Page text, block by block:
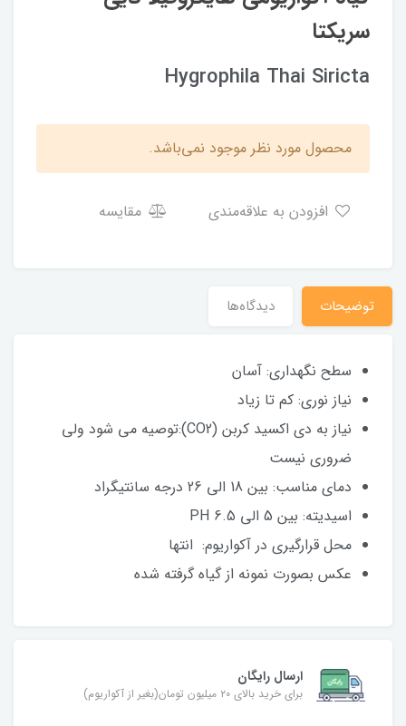
سریکتا
Hygrophila Thai Siricta
محصول مورد نظر موجود نمی‌باشد.
مقایسه
توضیحات دیدگاه‌ها
سطح نگهداری: آسان
نیاز نوری: کم تا زیاد
نیاز به دی اکسید کربن (CO2):توصیه می شود ولی
ضروری نیست
دمای مناسب: بین 18 الی 26 درجه سانتیگراد
اسیدیته: بین 5 الی 6.5 PH
محل قرارگیری در آکواریوم: انتها
عکس بصورت نمونه از گیاه گرفته شده
ارسال رایگان
برای خرید بالای ۲۰ میلیون تومان(بغیر از آکواریوم)